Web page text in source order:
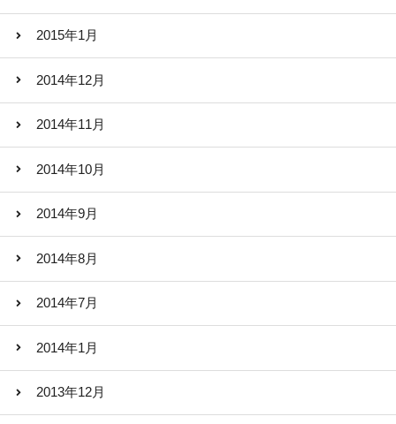
2015年1月
2014年12月
2014年11月
2014年10月
2014年9月
2014年8月
2014年7月
2014年1月
2013年12月